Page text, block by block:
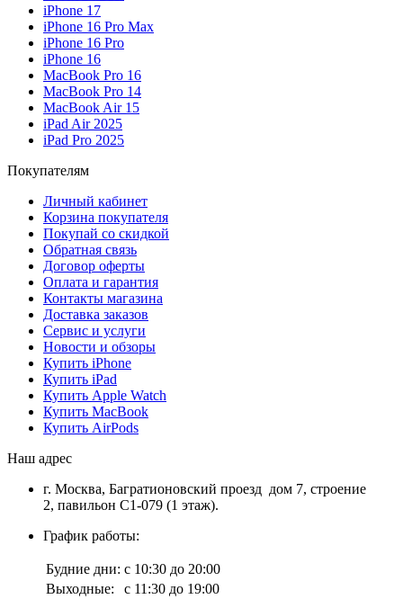
iPhone 17
iPhone 16 Pro Max
iPhone 16 Pro
iPhone 16
MacBook Pro 16
MacBook Pro 14
MacBook Air 15
iPad Air 2025
iPad Pro 2025
Покупателям
Личный кабинет
Корзина покупателя
Покупай со скидкой
Обратная связь
Договор оферты
Оплата и гарантия
Контакты магазина
Доставка заказов
Сервис и услуги
Новости и обзоры
Купить iPhone
Купить iPad
Купить Apple Watch
Купить MacBook
Купить AirPods
Наш адрес
г. Москва, Багратионовский проезд дом 7, строение
2, павильон С1-079 (1 этаж).
График работы:
Будние дни: с 10:30 до 20:00
Выходные:
с 11:30 до 19:00